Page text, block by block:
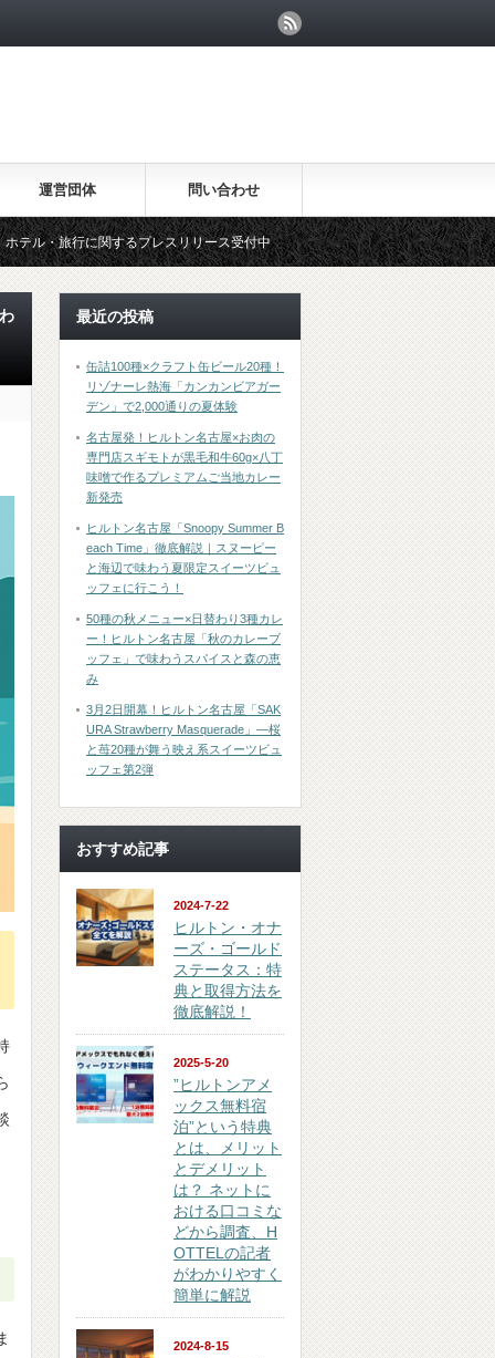
運営団体 問い合わせ
するプレスリリース受付中
最近の投稿
缶詰100種×クラフト缶ビール20種！
リゾナーレ熱海「カンカンビアガー
デン」で2,000通りの夏体験
名古屋発！ヒルトン名古屋×お肉の
専門店スギモトが黒毛和牛60g×八丁
味噌で作るプレミアムご当地カレー
新発売
ヒルトン名古屋「Snoopy Summer B
each Time」徹底解説｜スヌーピー
と海辺で味わう夏限定スイーツビュ
ッフェに行こう！
50種の秋メニュー×日替わり3種カレ
ー！ヒルトン名古屋「秋のカレーブ
ッフェ」で味わうスパイスと森の恵
み
3月2日開幕！ヒルトン名古屋「SAK
URA Strawberry Masquerade」―桜
と苺20種が舞う映え系スイーツビュ
ッフェ第2弾
おすすめ記事
2024-7-22
ヒルトン・オナ
ーズ・ゴールド
ステータス：特
典と取得方法を
徹底解説！
2025-5-20
”ヒルトンアメ
ックス無料宿
泊”という特典
とは、メリット
とデメリット
は？ ネットに
おける口コミな
どから調査、H
OTTELの記者
がわかりやすく
簡単に解説
2024-8-15